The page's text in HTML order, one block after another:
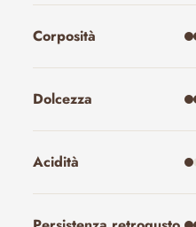
Corposità
Dolcezza
Acidità